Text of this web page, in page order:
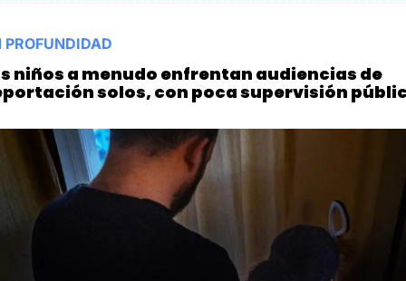
PROFUNDIDAD
niños a menudo enfrentan audiencias de
solos, con poca supervisión